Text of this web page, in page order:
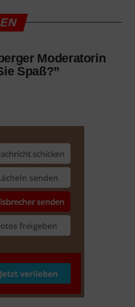
Smit, Rossy de Palma
Schütz, Matti
Familie
Greene, Charlie
Moderatorin
Spaß?”